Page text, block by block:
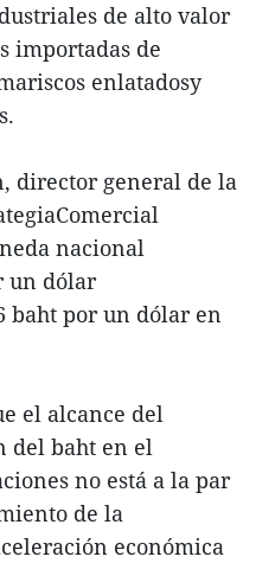
de alto valor
importadas de
enlatadosy
director general de la
nacional
un dólar
baht por un dólar en
el alcance del
del baht en el
no está a la par
de la
económica